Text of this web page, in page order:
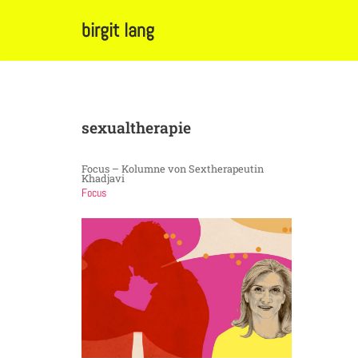
Inhalt
birgit lang
sexualtherapie
Focus – Kolumne von Sextherapeutin
Khadjavi
Focus